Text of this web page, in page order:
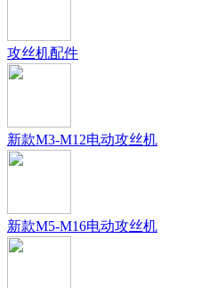
攻丝机配件
新款M3-M12电动攻丝机
新款M5-M16电动攻丝机